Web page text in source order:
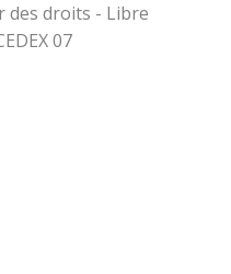
des droits - Libre
07